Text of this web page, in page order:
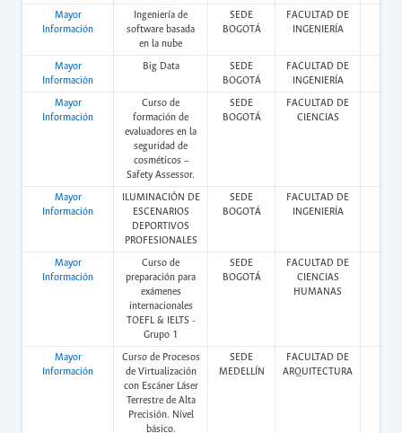
Mayor
Información
Ingeniería de
software basada
en la nube
SEDE
BOGOTÁ
FACULTAD DE
INGENIERÍA
Mayor
Información
Big Data
SEDE
BOGOTÁ
FACULTAD DE
INGENIERÍA
Mayor
Información
Curso de
formación de
evaluadores en la
seguridad de
cosméticos –
Safety Assessor.
SEDE
BOGOTÁ
FACULTAD DE
CIENCIAS
Mayor
Información
ILUMINACIÓN DE
ESCENARIOS
DEPORTIVOS
PROFESIONALES
SEDE
BOGOTÁ
FACULTAD DE
INGENIERÍA
Mayor
Información
Curso de
preparación para
exámenes
internacionales
TOEFL & IELTS -
Grupo 1
SEDE
BOGOTÁ
FACULTAD DE
CIENCIAS
HUMANAS
Mayor
Información
Curso de Procesos
de Virtualización
con Escáner Láser
Terrestre de Alta
Precisión. Nivel
básico.
SEDE
MEDELLÍN
FACULTAD DE
ARQUITECTURA